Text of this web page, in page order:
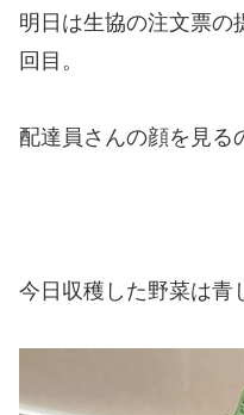
明日は生協の注文票の
回目。
配達員さんの顔を見る
今日収穫した野菜は青